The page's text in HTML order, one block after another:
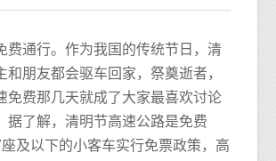
费通行。作为我国的传统节日，清
和朋友都会驱车回家，祭奠逝者，
免费那几天就成了大家最喜欢讨论
据了解，清明节高速公路是免费
及以下的小客车实行免票政策，高